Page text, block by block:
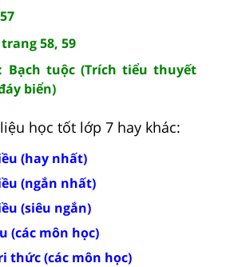
58, 59
Bạch tuộc (Trích tiểu thuyết
biển)
học tốt lớp 7 hay khác:
(hay nhất)
(ngắn nhất)
(siêu ngắn)
(các môn học)
thức (các môn học)